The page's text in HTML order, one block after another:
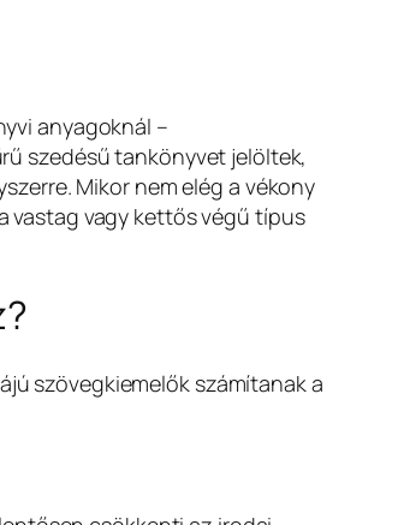
anyagoknál –
szedésű tankönyvet jelöltek,
Mikor nem elég a vékony
vastag vagy kettős végű típus
szövegkiemelők számítanak a